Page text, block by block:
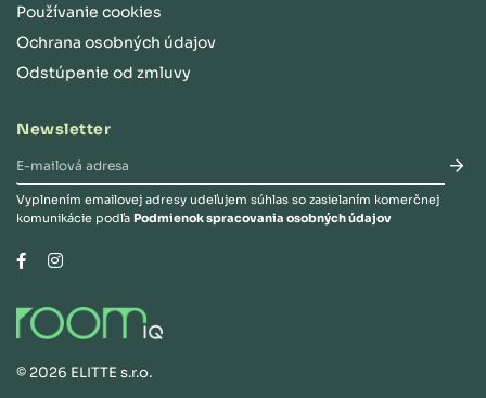
Používanie cookies
Ochrana osobných údajov
Odstúpenie od zmluvy
Newsletter
Vyplnením emailovej adresy udeľujem súhlas so zasielaním komerčnej
komunikácie podľa Podmienok spracovania osobných údajov
FacebookInstagram
© 2026 ELITTE s.r.o.